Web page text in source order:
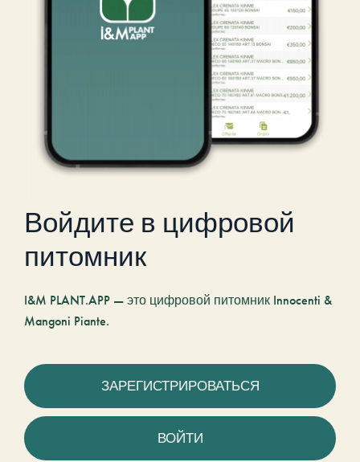
Войдите в цифровой
питомник
I&M PLANT.APP — это цифровой питомник Innocenti &
Mangoni Piante.
ЗАРЕГИСТРИРОВАТЬСЯ
ВОЙТИ